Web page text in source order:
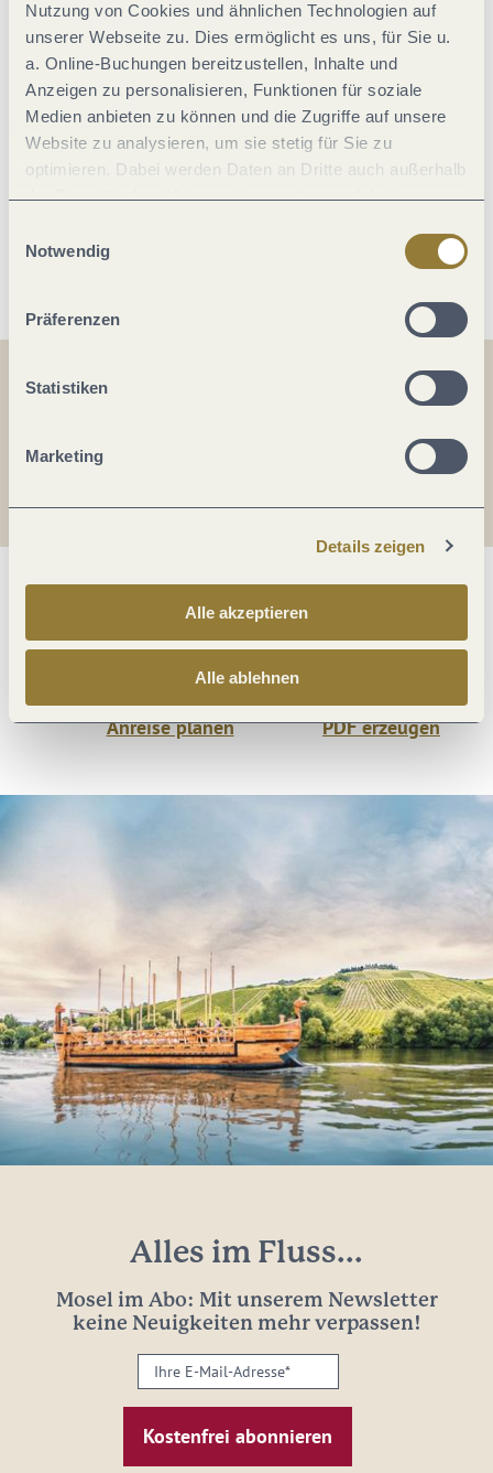
Nutzung von Cookies und ähnlichen Technologien auf
unserer Webseite zu. Dies ermöglicht es uns, für Sie u.
a. Online-Buchungen bereitzustellen, Inhalte und
Anzeigen zu personalisieren, Funktionen für soziale
Medien anbieten zu können und die Zugriffe auf unsere
Website zu analysieren, um sie stetig für Sie zu
optimieren. Dabei werden Daten an Dritte auch außerhalb
der Europäischen Union weitergegeben und dort
jederzeit widerrufen werden. Mit der Auswahl "Alle
ablehnen" kann es zu Beeinträchtigungen in der Nutzung
Notwendig
Präferenzen
Statistiken
Marketing
Details zeigen
Alle akzeptieren
Alle ablehnen
Lage
Sport / Freizeit
Weitere Infos
Was möchtest du als nächstes tun?
Anreise planen PDF erzeugen
Alles im Fluss...
Mosel im Abo: Mit unserem Newsletter
keine Neuigkeiten mehr verpassen!
Ihre
E-
Mail-
Adresse: